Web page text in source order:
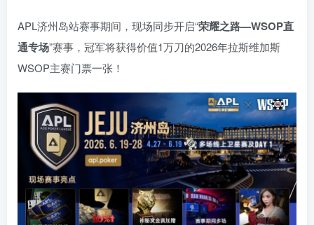
APL济州岛站赛事期间，现场同步开启“荣耀之路—WSOP直
通专场”赛事，冠军将获得价值1万刀的2026年拉斯维加斯
WSOP主赛门票一张！